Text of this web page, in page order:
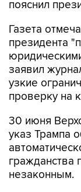
пояснил
Газета
президента
заявил
узкие
проверку на
30 июня
указ Трампа
гражданства
незаконным.